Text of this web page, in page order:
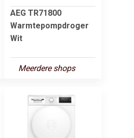
AEG TR71800
Warmtepompdroger
Wit
Meerdere shops